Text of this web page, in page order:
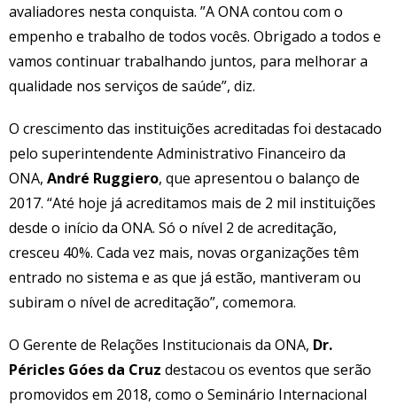
avaliadores nesta conquista. ”A ONA contou com o
empenho e trabalho de todos vocês. Obrigado a todos e
vamos continuar trabalhando juntos, para melhorar a
qualidade nos serviços de saúde”, diz.
O crescimento das instituições acreditadas foi destacado
pelo superintendente Administrativo Financeiro da
ONA, André Ruggiero, que apresentou o balanço de
2017. “Até hoje já acreditamos mais de 2 mil instituições
desde o início da ONA. Só o nível 2 de acreditação,
cresceu 40%. Cada vez mais, novas organizações têm
entrado no sistema e as que já estão, mantiveram ou
subiram o nível de acreditação”, comemora.
O Gerente de Relações Institucionais da ONA, Dr.
Péricles Góes da Cruz destacou os eventos que serão
promovidos em 2018, como o Seminário Internacional